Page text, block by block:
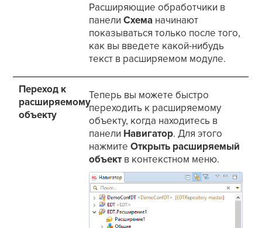
Расширяющие обработчики в
панелиСхема начинают
показываться только после того,
как вы введете какой-нибудь
текст в расширяемом модуле.
Переход к
расширяемому
объекту
Теперь вы можете быстро
переходить к расширяемому
объекту, когда находитесь в
панели Навигатор. Для этого
нажмитеОткрыть расширяемый
объект в контекстном меню.